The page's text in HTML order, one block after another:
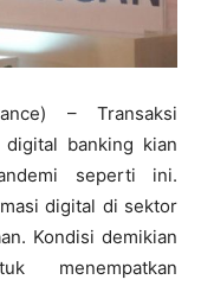
– Transaksi
digital banking kian
seperti ini.
digital di sektor
Kondisi demikian
menempatkan